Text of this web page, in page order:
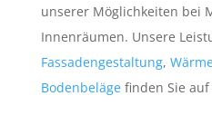
unserer Möglichkeiten bei
Innenräumen. Unsere
Fassadengestaltung,
Bodenbelägefinden Sie auf